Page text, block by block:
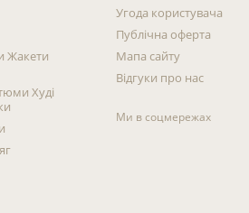
Жакети
Худі
Угода користувача
Публічна оферта
Мапа сайту
Відгуки про нас
Ми в соцмережах